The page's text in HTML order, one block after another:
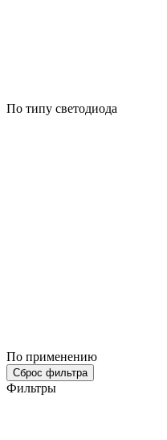
По типу светодиода
По применению
Сброс фильтра
Фильтры